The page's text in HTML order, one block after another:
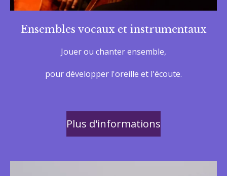
Ensembles vocaux et instrumentaux
Jouer ou chanter ensemble,
pour développer l'oreille et l'écoute.
Plus d'informations